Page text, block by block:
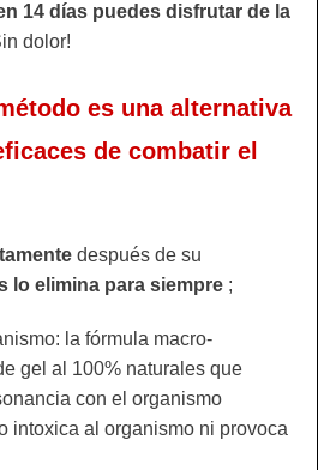
14 días puedes disfrutar de la
dolor!
es una alternativa
de combatir el
después de su
lo elimina para siempre ;
la fórmula macro-
gel al 100% naturales que
con el organismo
intoxica al organismo ni provoca